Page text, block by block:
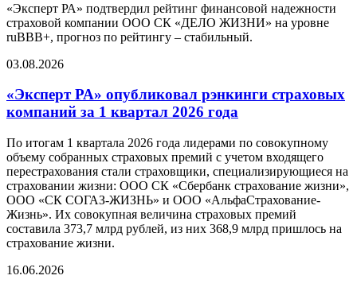
«Эксперт РА» подтвердил рейтинг финансовой надежности
страховой компании ООО СК «ДЕЛО ЖИЗНИ» на уровне
ruBBB+, прогноз по рейтингу – стабильный.
03.08.2026
«Эксперт РА» опубликовал рэнкинги страховых
компаний за 1 квартал 2026 года
По итогам 1 квартала 2026 года лидерами по совокупному
объему собранных страховых премий с учетом входящего
перестрахования стали страховщики, специализирующиеся на
страховании жизни: ООО СК «Сбербанк страхование жизни»,
ООО «СК СОГАЗ-ЖИЗНЬ» и ООО «АльфаСтрахование-
Жизнь». Их совокупная величина страховых премий
составила 373,7 млрд рублей, из них 368,9 млрд пришлось на
страхование жизни.
16.06.2026